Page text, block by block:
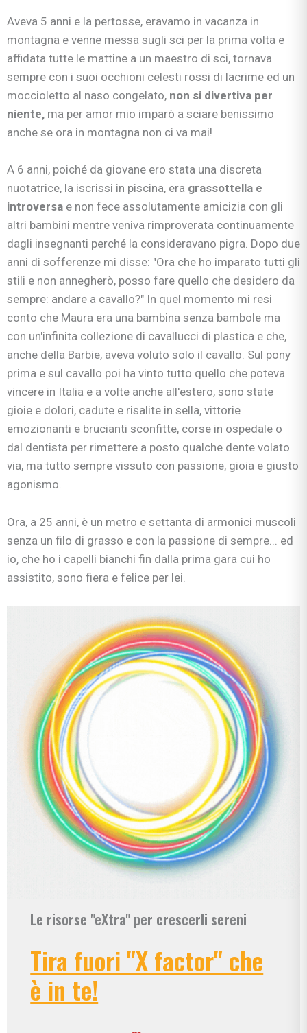
Aveva 5 anni e la pertosse, eravamo in vacanza in
montagna e venne messa sugli sci per la prima volta e
affidata tutte le mattine a un maestro di sci, tornava
sempre con i suoi occhioni celesti rossi di lacrime ed un
moccioletto al naso congelato, non si divertiva per
niente, ma per amor mio imparò a sciare benissimo
anche se ora in montagna non ci va mai!
A 6 anni, poiché da giovane ero stata una discreta
nuotatrice, la iscrissi in piscina, era grassottella e
introversa e non fece assolutamente amicizia con gli
altri bambini mentre veniva rimproverata continuamente
dagli insegnanti perché la consideravano pigra. Dopo due
anni di sofferenze mi disse: "Ora che ho imparato tutti gli
stili e non annegherò, posso fare quello che desidero da
sempre: andare a cavallo?" In quel momento mi resi
conto che Maura era una bambina senza bambole ma
con un'infinita collezione di cavallucci di plastica e che,
anche della Barbie, aveva voluto solo il cavallo. Sul pony
prima e sul cavallo poi ha vinto tutto quello che poteva
vincere in Italia e a volte anche all'estero, sono state
gioie e dolori, cadute e risalite in sella, vittorie
emozionanti e brucianti sconfitte, corse in ospedale o
dal dentista per rimettere a posto qualche dente volato
via, ma tutto sempre vissuto con passione, gioia e giusto
agonismo.
Ora, a 25 anni, è un metro e settanta di armonici muscoli
senza un filo di grasso e con la passione di sempre... ed
io, che ho i capelli bianchi fin dalla prima gara cui ho
assistito, sono fiera e felice per lei.
Le risorse "eXtra" per crescerli sereni
Tira fuori "X factor" che
è in te!